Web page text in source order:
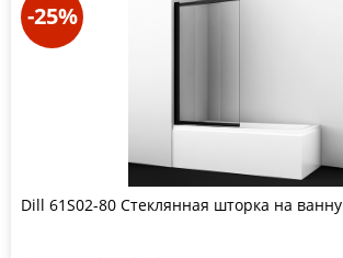
-25%
Dill 61S02-80 Стеклянная шторка на ванну